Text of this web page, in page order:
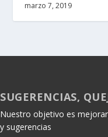
marzo 7, 2019
SUGERENCIAS,
Nuestro objetivo es
y sugerencias